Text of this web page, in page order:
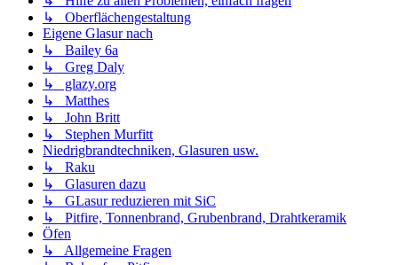
↳ Oberflächengestaltung
Eigene Glasur nach
↳ Bailey 6a
↳ Greg Daly
↳ glazy.org
↳ Matthes
↳ John Britt
↳ Stephen Murfitt
Niedrigbrandtechniken, Glasuren usw.
↳ Raku
↳ Glasuren dazu
↳ GLasur reduzieren mit SiC
↳ Pitfire, Tonnenbrand, Grubenbrand, Drahtkeramik
Öfen
↳ Allgemeine Fragen